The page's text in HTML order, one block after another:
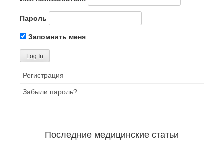
Пароль
Запомнить меня
Регистрация
Забыли пароль?
Последние медицинские статьи